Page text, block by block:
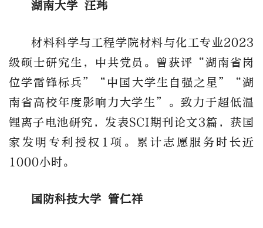
湖南大学 汪玮
材料科学与工程学院材料与化工专业2023
级硕士研究生，中共党员。曾获评“湖南省岗
位学雷锋标兵”“中国大学生自强之星”“湖
南省高校年度影响力大学生”。致力于超低温
锂离子电池研究，发表SCI期刊论文3篇，获国
家发明专利授权1项。累计志愿服务时长近
1000小时。
国防科技大学 管仁祥